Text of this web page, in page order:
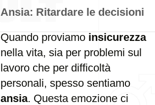
Ansia: Ritardare le decisioni
Quando proviamo insicurezza
nella vita, sia per problemi sul
lavoro che per difficoltà
personali, spesso sentiamo
ansia. Questa emozione ci